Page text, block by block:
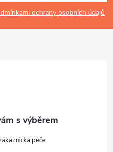
ochrany osobních údajů